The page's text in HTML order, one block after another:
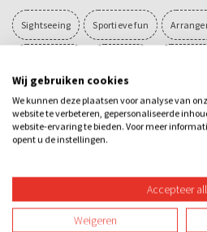
Sightseeing Sportieve fun
Ook leuk
Wij gebruiken cookies
We kunnen deze plaatsen voor analyse van
website te verbeteren, gepersonaliseerde
website-ervaring te bieden. Voor meer
opent u de instellingen.
Accepteer
Weigeren